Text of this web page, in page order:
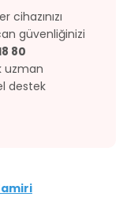
güvenliğinizi
80
uzman
destek